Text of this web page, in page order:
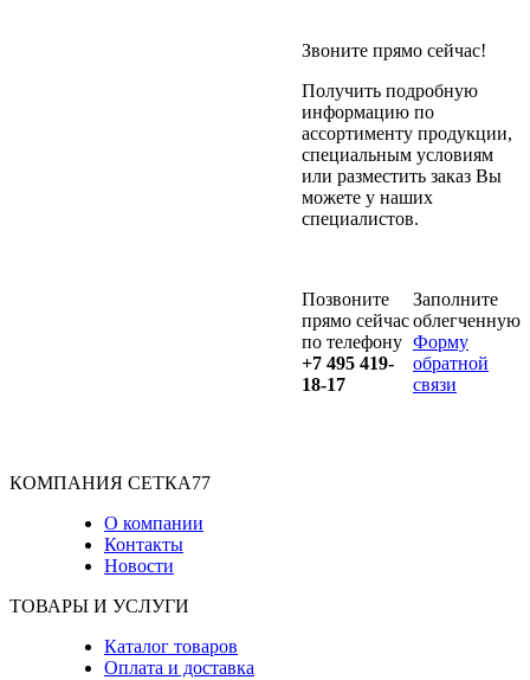
Звоните прямо сейчас!
Получить подробную
информацию по
ассортименту продукции,
специальным условиям
или разместить заказ Вы
можете у наших
специалистов.
Позвоните
прямо сейчас
по телефону
+7 495 419-
18-17
Заполните
облегченную
Форму
обратной
связи
КОМПАНИЯ СЕТКА77
О компании
Контакты
Новости
ТОВАРЫ И УСЛУГИ
Каталог товаров
Оплата и доставка